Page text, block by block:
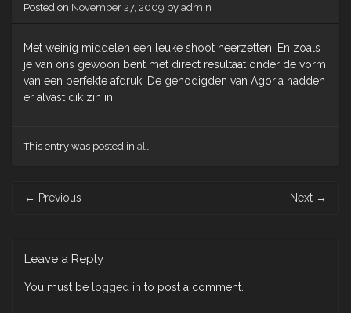
Posted on November 27, 2009 by admin
Met weinig middelen een leuke shoot neerzetten. En zoals
je van ons gewoon bent met direct resultaat onder de vorm
van een perfekte afdruk. De genodigden van Agoria hadden
er alvast dik zin in.
This entry was posted in all
navigation
← Previous Next →
Leave a Reply
You must be logged in to post a comment.